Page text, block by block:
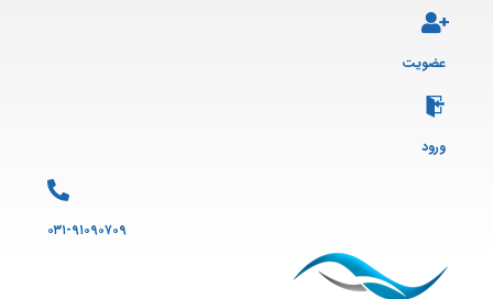
عضویت
ورود
۰۳۱-۹۱۰۹۰۷۰۹